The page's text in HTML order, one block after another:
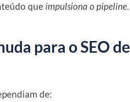
que impulsiona o pipeline.
para o SEO de
de: